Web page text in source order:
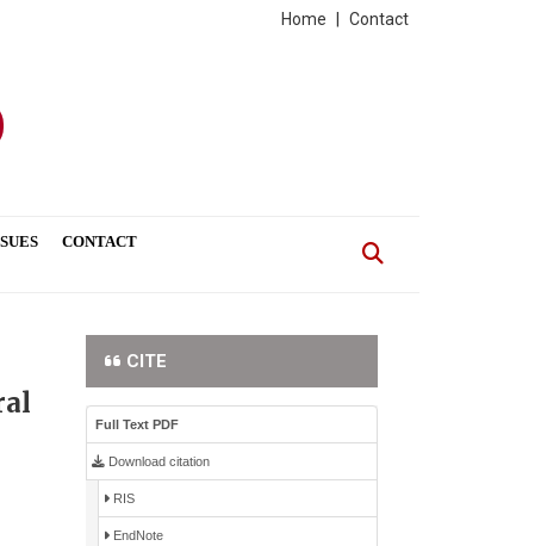
Contact
Home
CONTACT
CITE
Full Text PDF
Download citation
RIS
EndNote